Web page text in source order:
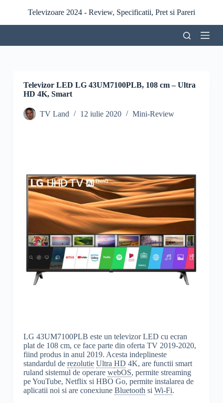
r
l
Televizoare 2024 - Review, Specificatii, Pret si Pareri
Televizor LED LG 43UM7100PLB, 108 cm – Ultra
HD 4K, Smart
TV Land 12 iulie 2020 Mini-Review
LG 43UM7100PLB este un televizor LED cu ecran
plat de 108 cm, ce face parte din oferta TV 2019-2020,
fiind produs in anul 2019. Acesta indeplineste
standardul de rezolutie Ultra HD 4K, are functii smart
ruland sistemul de operare webOS, permite streaming
pe YouTube, Netflix si HBO Go, permite instalarea de
aplicatii noi si are conexiune Bluetooth si Wi-Fi.